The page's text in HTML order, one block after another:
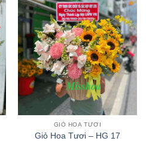
GIỎ HOA TƯƠI
Giỏ Hoa Tươi – HG 17